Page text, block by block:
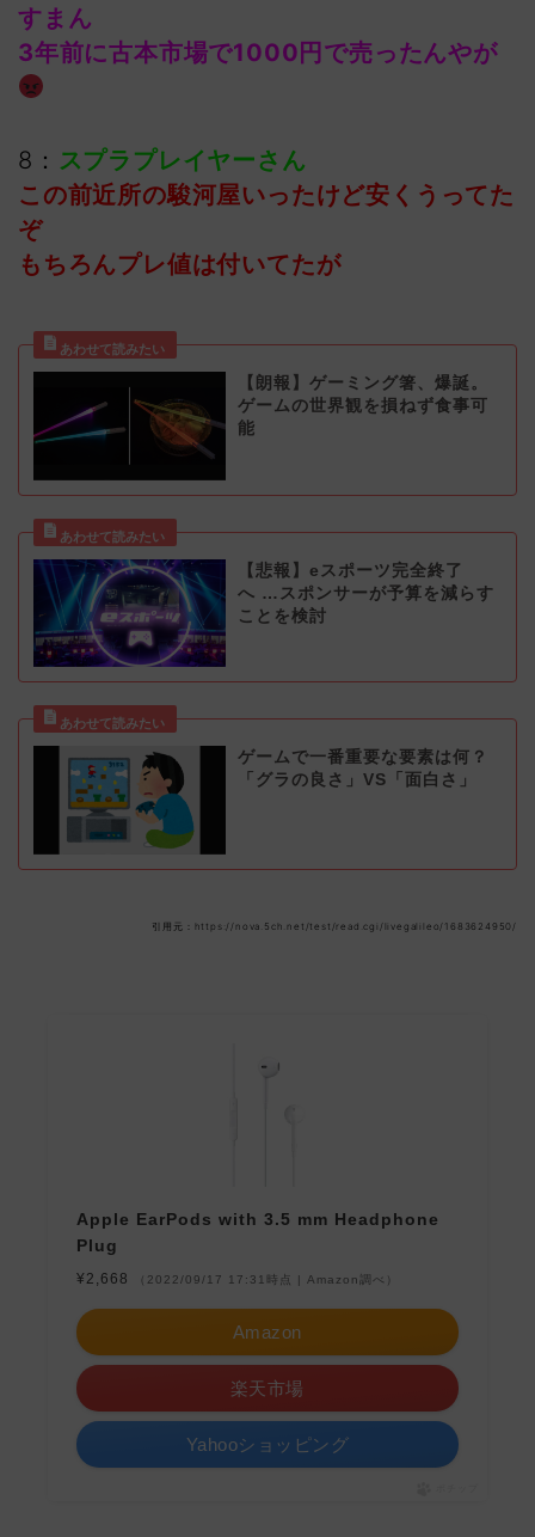
すまん
3年前に古本市場で1000円で売ったんやが
8： スプラプレイヤーさん
この前近所の駿河屋いったけど安くうってた
ぞ
もちろんプレ値は付いてたが
【朗報】ゲーミング箸、爆誕。
ゲームの世界観を損ねず食事可
能
【悲報】eスポーツ完全終了
へ …スポンサーが予算を減らす
ことを検討
ゲームで一番重要な要素は何？
「グラの良さ」VS「面白さ」
引用元：https://nova.5ch.net/test/read.cgi/livegalileo/1683624950/
Apple EarPods with 3.5 mm Headphone
Plug
¥2,668 （2022/09/17 17:31時点 | Amazon調べ）
Amazon
楽天市場
Yahooショッピング